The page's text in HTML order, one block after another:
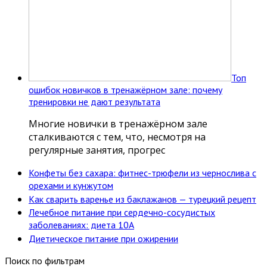
Топ
ошибок новичков в тренажёрном зале: почему
тренировки не дают результата
Многие новички в тренажёрном зале
сталкиваются с тем, что, несмотря на
регулярные занятия, прогрес
Конфеты без сахара: фитнес-трюфели из чернослива с
орехами и кунжутом
Как сварить варенье из баклажанов — турецкий рецепт
Лечебное питание при сердечно-сосудистых
заболеваниях: диета 10А
Диетическое питание при ожирении
Поиск по фильтрам